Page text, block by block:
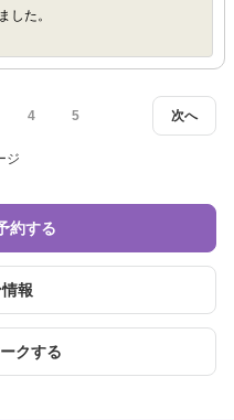
した。
次へ
4 5
ジ
約する
報
クする